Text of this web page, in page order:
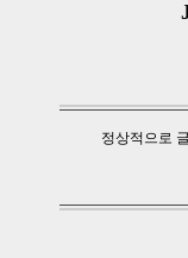
정상적으로